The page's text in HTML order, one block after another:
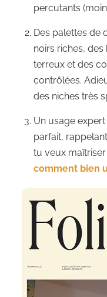
percutants
Des palettes de
noirs riches,
terreux et des
contrôlées.
des niches très
Un usage
parfait,
tu veux
comment bien